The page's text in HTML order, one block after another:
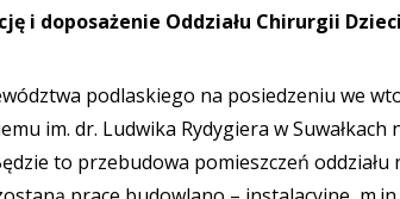
i doposażenie Oddziału Chirurgii
podlaskiego na posiedzeniu we
im. dr. Ludwika Rydygiera w
to przebudowa pomieszczeń